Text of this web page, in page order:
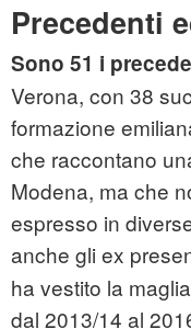
Precedenti
Sono 51 i
Verona, con 38
formazione
che raccontano
Modena, ma che
espresso in
anche gli ex
ha vestito la
dal 2013/14 al